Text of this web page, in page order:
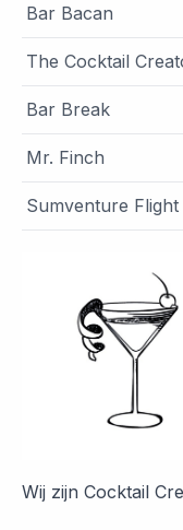
Bar Bacan
The Cocktail
Bar Break
Mr. Finch
Sumventure
Wij zijn Cocktail